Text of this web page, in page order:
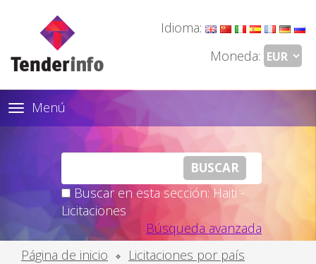
Idioma:
Moneda:
Toggle
navigation
Menú
Buscar en esta sección: Haiti -
Licitaciones
Búsqueda avanzada
Página de inicio
Licitaciones por país